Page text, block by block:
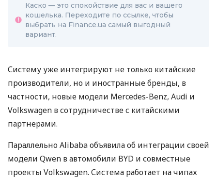
Каско — это спокойствие для вас и вашего
кошелька. Переходите по ссылке, чтобы
выбрать на Finance.ua самый выгодный
вариант.
Систему уже интегрируют не только китайские
производители, но и иностранные бренды, в
частности, новые модели Mercedes-Benz, Audi и
Volkswagen в сотрудничестве с китайскими
партнерами.
Параллельно Alibaba объявила об интеграции своей
модели Qwen в автомобили BYD и совместные
проекты Volkswagen. Система работает на чипах